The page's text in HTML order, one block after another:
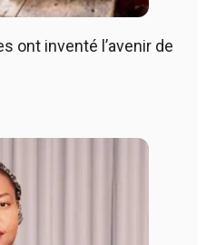
ont inventé l’avenir de